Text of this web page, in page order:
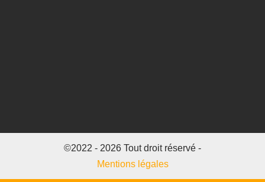
©2022 - 2026 Tout droit réservé -
Mentions légales